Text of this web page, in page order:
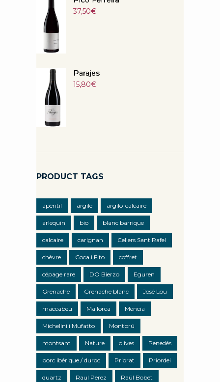
37,50€
Parajes
15,80€
PRODUCT TAGS
apéritif argile argilo-calcaire
arlequin bio blanc barrique
calcaire carignan Cellers Sant Rafel
chèvre Coca i Fito coffret
cépage rare DO Bierzo Eguren
Grenache Grenache blanc José Lou
maccabeu Mallorca Mencia
Michelini i Mufatto Montbrú
montsant Nature olives Penedés
porc ibérique / duroc Priorat Priordei
quartz Raul Perez Raül Bobet